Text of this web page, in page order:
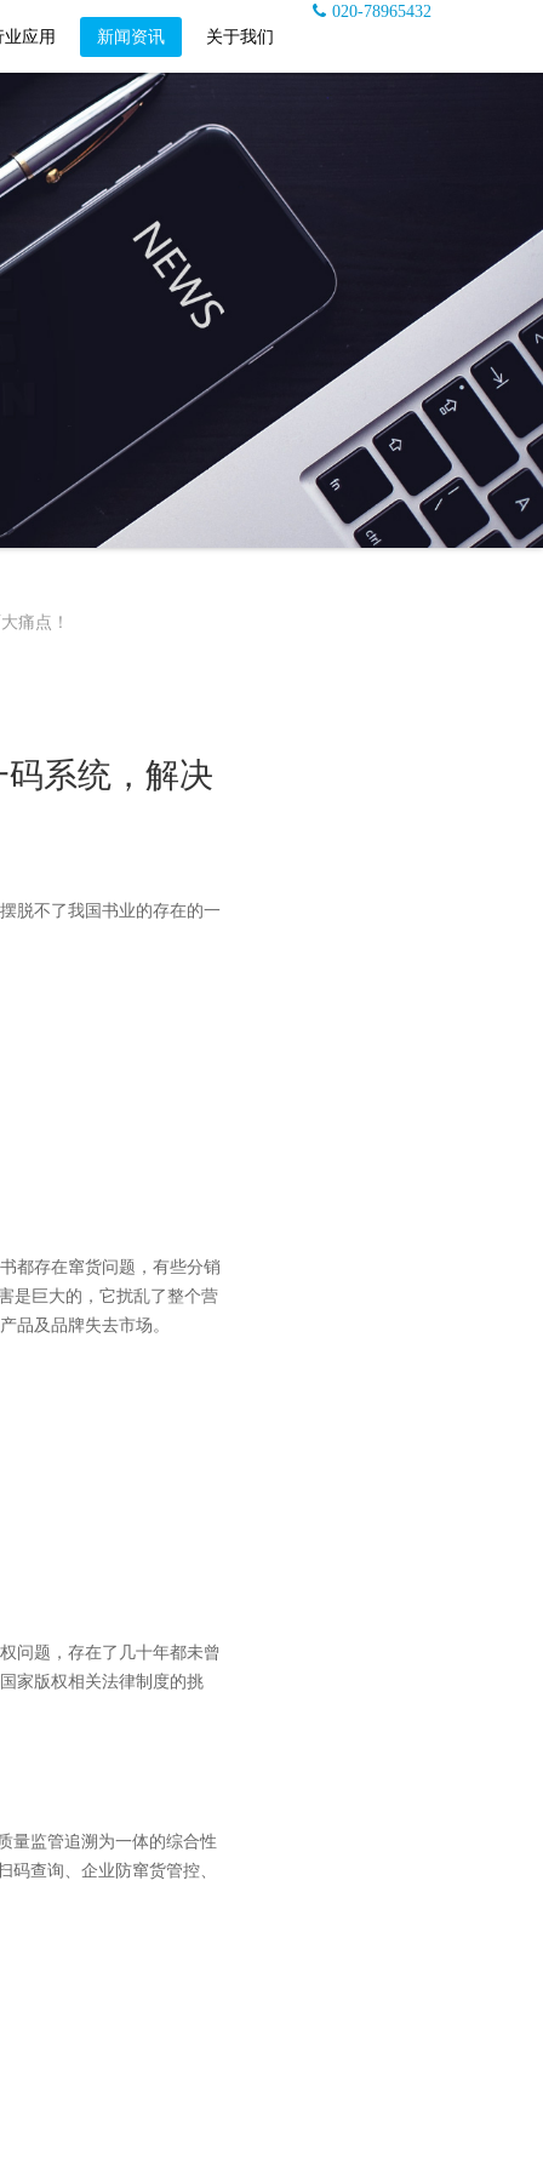
020-78965432
业应用
新闻资讯 关于我们
痛点！
系统，解决
脱不了我国书业的存在的一
都存在窜货问题，有些分销
是巨大的，它扰乱了整个营
品及品牌失去市场。
问题，存在了几十年都未曾
家版权相关法律制度的挑
量监管追溯为一体的综合性
查询、企业防窜货管控、